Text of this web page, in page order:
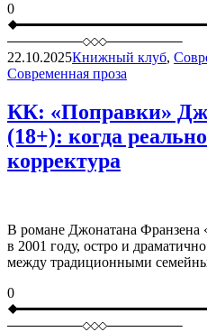
0
22.10.2025Книжный клуб,
Современная проза
КК: «Поправки»
(18+): когда
корректура
В романе Джонатана Франзена
в 2001 году, остро и
между традиционными
0